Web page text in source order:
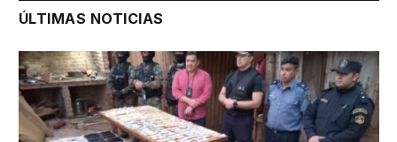
ÚLTIMAS NOTICIAS